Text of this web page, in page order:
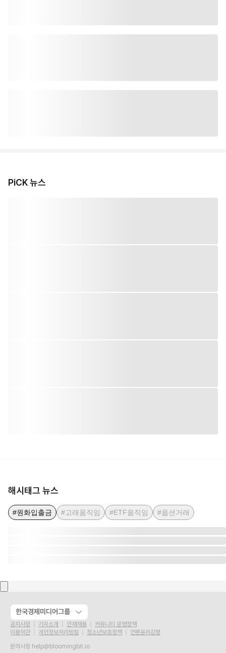
PiCK 뉴스
해시태그 뉴스
#원화입출금 #고래움직임 #ETF움직임 #옵션거래
한국경제미디어그룹
공지사항 기자소개 인재채용
커뮤니티 운영정책
이용약관
개인정보처리방침 청소년보호정책
언론윤리강령
문의사항 help@bloomingbit.io